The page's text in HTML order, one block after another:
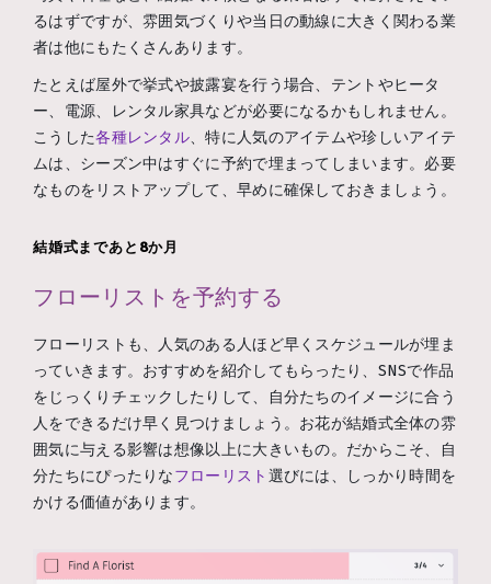
るはずですが、雰囲気づくりや当日の動線に大きく関わる業
者は他にもたくさんあります。
たとえば屋外で挙式や披露宴を行う場合、テントやヒータ
ー、電源、レンタル家具などが必要になるかもしれません。
こうした各種レンタル、特に人気のアイテムや珍しいアイテ
ムは、シーズン中はすぐに予約で埋まってしまいます。必要
なものをリストアップして、早めに確保しておきましょう。
結婚式まであと8か月
フローリストを予約する
フローリストも、人気のある人ほど早くスケジュールが埋ま
っていきます。おすすめを紹介してもらったり、SNSで作品
をじっくりチェックしたりして、自分たちのイメージに合う
人をできるだけ早く見つけましょう。お花が結婚式全体の雰
囲気に与える影響は想像以上に大きいもの。だからこそ、自
分たちにぴったりなフローリスト 選びには、しっかり時間を
かける価値があります。